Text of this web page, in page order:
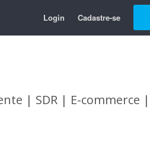
Login Cadastre-se
| SDR | E-commerce |